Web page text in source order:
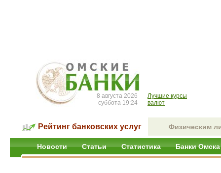
8 августа 2026
суббота 19:24
Лучшие курсы
валют
Рейтинг банковских услуг Физическим
Новости Статьи Статистика Банки Омска